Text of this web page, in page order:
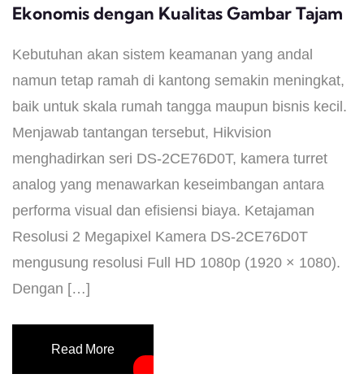
Ekonomis dengan Kualitas Gambar Tajam
Kebutuhan akan sistem keamanan yang andal
namun tetap ramah di kantong semakin meningkat,
baik untuk skala rumah tangga maupun bisnis kecil.
Menjawab tantangan tersebut, Hikvision
menghadirkan seri DS-2CE76D0T, kamera turret
analog yang menawarkan keseimbangan antara
performa visual dan efisiensi biaya. ​Ketajaman
Resolusi 2 Megapixel ​Kamera DS-2CE76D0T
mengusung resolusi Full HD 1080p (1920 × 1080).
Dengan […]
Read More